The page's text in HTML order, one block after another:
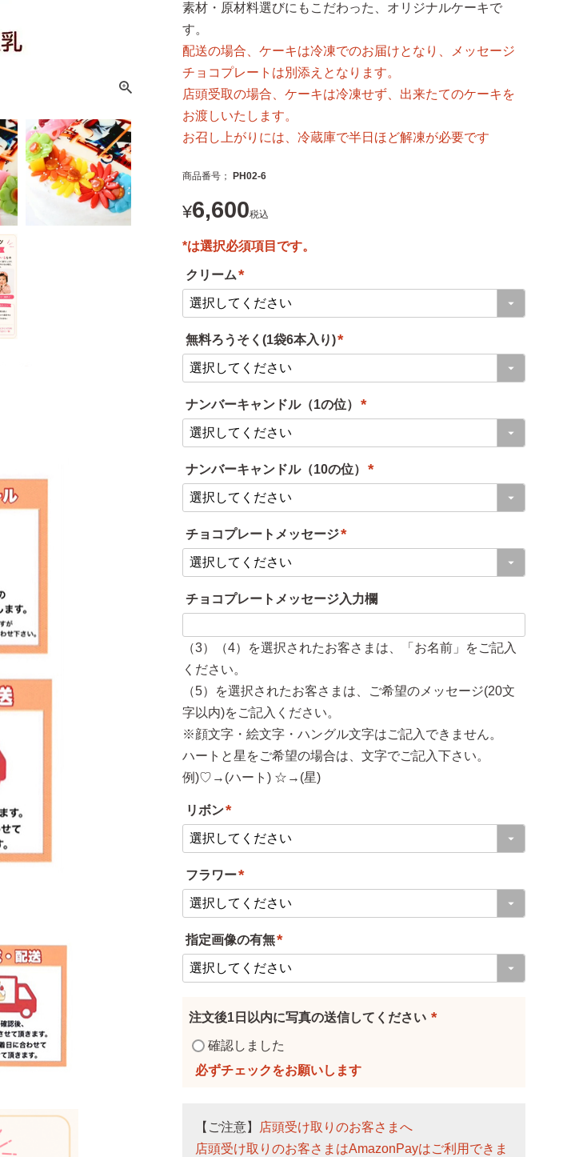
素材・原材料選びにもこだわった、オリジナルケーキで
す。
配送の場合、ケーキは冷凍でのお届けとなり、メッセージ
チョコプレートは別添えとなります。
店頭受取の場合、ケーキは冷凍せず、出来たてのケーキを
お渡しいたします。
お召し上がりには、冷蔵庫で半日ほど解凍が必要です
商品番号 PH02-6
¥6,600税込
クリーム
(
必
須
)
無料ろうそく(1袋6本入り)
必
須
ナンバーキャンドル（1の位）
必
須
ナンバーキャンドル（10の位）
必
チョコプレートメッセージ
必
須
チョコプレートメッセージ入力欄
（3）（4）を選択されたお客さまは、「お名前」をご記入
ください。
（5）を選択されたお客さまは、ご希望のメッセージ(20文
字以内)をご記入ください。
※顔文字・絵文字・ハングル文字はご記入できません。
ハートと星をご希望の場合は、文字でご記入下さい。
例)♡→(ハート) ☆→(星)
リボン
(
必
須
)
フラワー
(
必
須
)
指定画像の有無
(
必
注文後1日以内に写真の送信してください
確認しました
【ご注意】
店頭受け取りのお客さまへ
店頭受け取りのお客さまはAmazonPayはご利用できま